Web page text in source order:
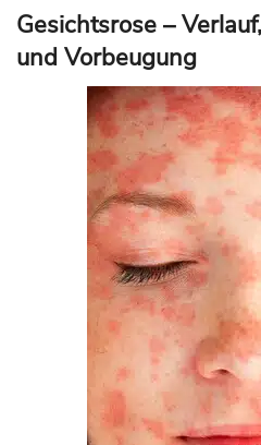
Gesichtsrose –
und Vorbeugung